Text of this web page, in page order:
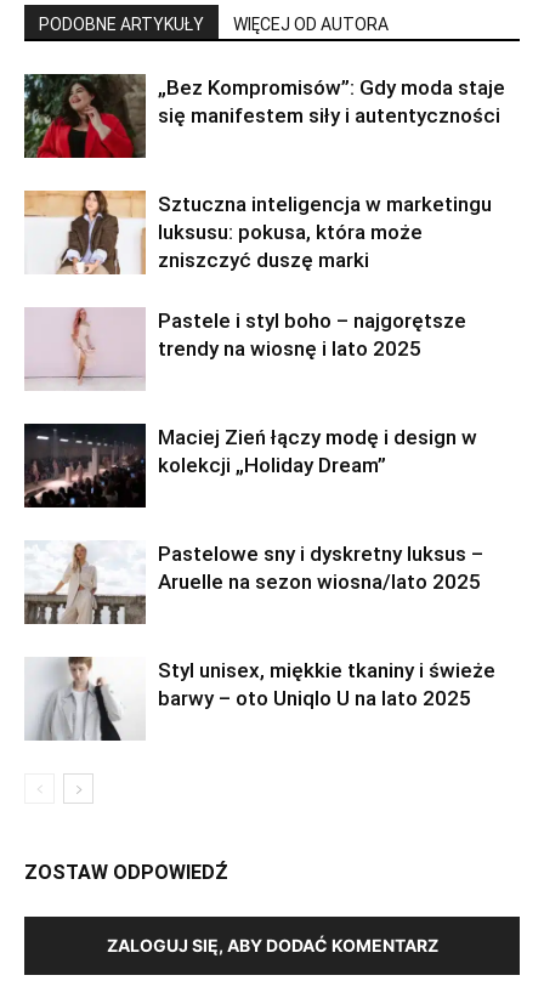
PODOBNE ARTYKUŁY WIĘCEJ OD AUTORA
„Bez Kompromisów”: Gdy moda staje
się manifestem siły i autentyczności
Sztuczna inteligencja w marketingu
luksusu: pokusa, która może
zniszczyć duszę marki
Pastele i styl boho – najgorętsze
trendy na wiosnę i lato 2025
Maciej Zień łączy modę i design w
kolekcji „Holiday Dream”
Pastelowe sny i dyskretny luksus –
Aruelle na sezon wiosna/lato 2025
Styl unisex, miękkie tkaniny i świeże
barwy – oto Uniqlo U na lato 2025
ZOSTAW ODPOWIEDŹ
ZALOGUJ SIĘ, ABY DODAĆ KOMENTARZ